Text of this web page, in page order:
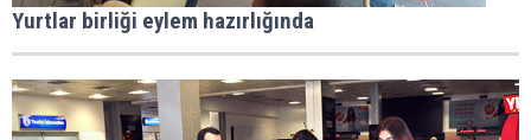
Yurtlar birliği eylem hazırlığında